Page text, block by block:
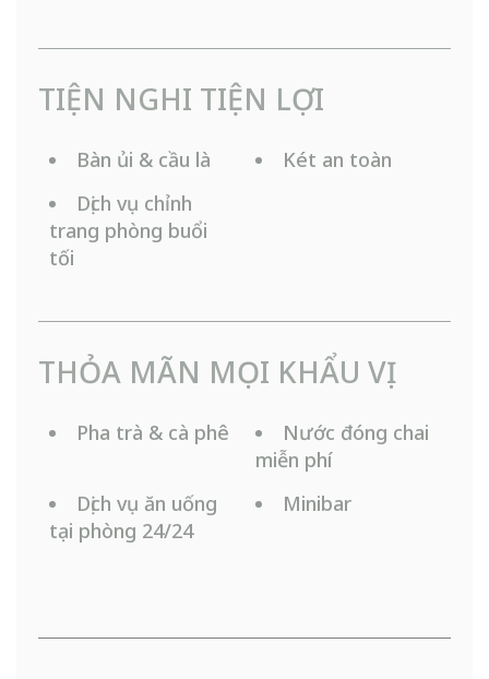
TIỆN NGHI TIỆN LỢI
Bàn ủi & cầu là
Két an toàn
Dịch vụ chỉnh
trang phòng buổi
tối
THỎA MÃN MỌI KHẨU VỊ
Pha trà & cà phê
Nước đóng chai
miễn phí
Dịch vụ ăn uống
tại phòng 24/24
Minibar